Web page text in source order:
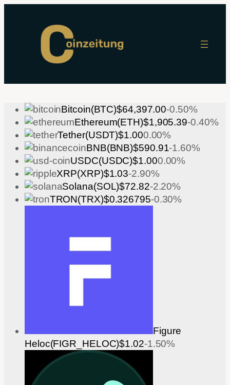
springen
Bitcoin(BTC)$64,397.00-0.50%
Ethereum(ETH)$1,905.39-0.40%
Tether(USDT)$1.000.00%
BNB(BNB)$590.91-1.60%
USDC(USDC)$1.000.00%
XRP(XRP)$1.03-2.90%
Solana(SOL)$72.82-2.20%
TRON(TRX)$0.326795-0.30%
Figure
Heloc(FIGR_HELOC)$1.02-1.50%